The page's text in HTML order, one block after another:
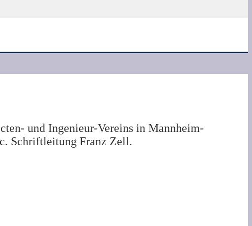
und Ingenieur-Vereins in Mannheim-
Schriftleitung Franz Zell.